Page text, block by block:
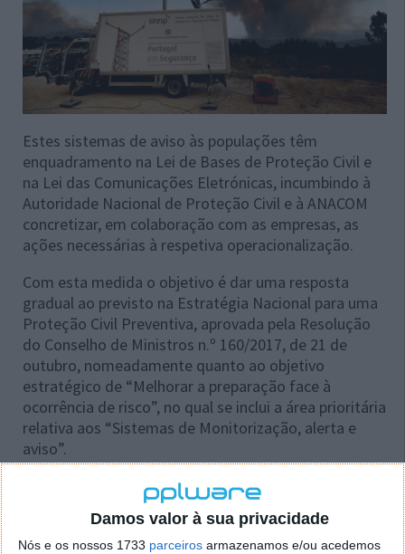
Damos valor à sua privacidade
Nós e os nossos 1733 parceiros armazenamos e/ou acedemos
Estes sistemas de aviso às populações têm
enquadramento na Lei de Bases de Proteção Civil e
na Lei das Comunicações Eletrónicas, incumbindo à
Autoridade Nacional de Proteção Civil e à ANACOM
concretizar, em colaboração com as empresas, as
ações necessárias à respetiva operacionalização.
Com esta medida o objetivo é dar uma resposta
gradual ao previsto na Estratégia Nacional para uma
Proteção Civil Preventiva, aprovada pela Resolução
do Conselho de Ministros n.º 160/2017, de 21 de
outubro, nomeadamente quanto ao objetivo
estratégico de “Melhorar a preparação face à
ocorrência de risco”, no qual se inclui a área prioritária
relativa aos “Sistemas de Monitorização, alerta e
aviso”.
Este artigo tem mais de um ano